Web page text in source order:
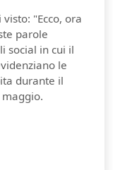
"Ecco, ora
parole
social in cui il
le
durante il